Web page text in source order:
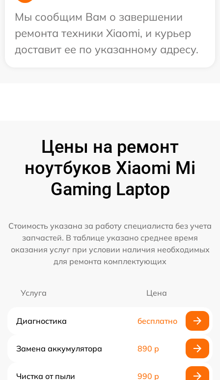
Мы сообщим Вам о завершении
ремонта техники Xiaomi, и курьер
доставит ее по указанному адресу.
Цены на ремонт
ноутбуков Xiaomi Mi
Gaming Laptop
Стоимость указана за работу специалиста без учета
запчастей. В таблице указано среднее время
оказания услуг при условии наличия необходимых
для ремонта комплектующих
Услуга Цена
Диагностика бесплатно
Замена аккумулятора 890 р
Чистка от пыли 990 р